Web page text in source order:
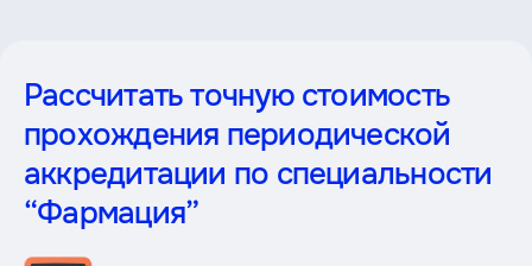
Рассчитать точную стоимость
прохождения периодической
аккредитации по специальности
“Фармация”